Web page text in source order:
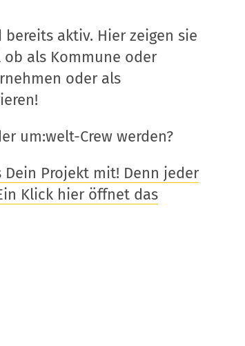
aktiv. Hier zeigen sie
als Kommune oder
oder als
um:welt-Crew werden?
Projekt mit! Denn jeder
Klick hier öffnet das